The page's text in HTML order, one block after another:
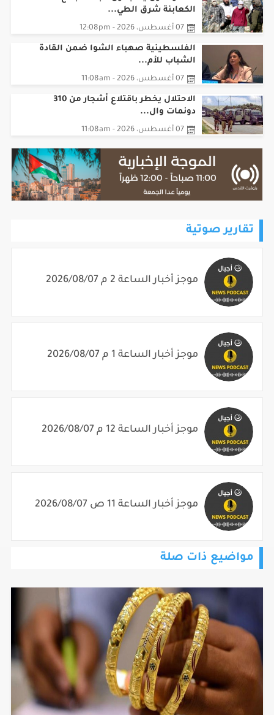
07 أغسطس، 2026 - 12:08pm
الفلسطينية صهباء الشوا ضمن القادة
الشباب للأم...
07 أغسطس، 2026 - 11:08am
دونمات وال...
07 أغسطس، 2026 - 11:08am